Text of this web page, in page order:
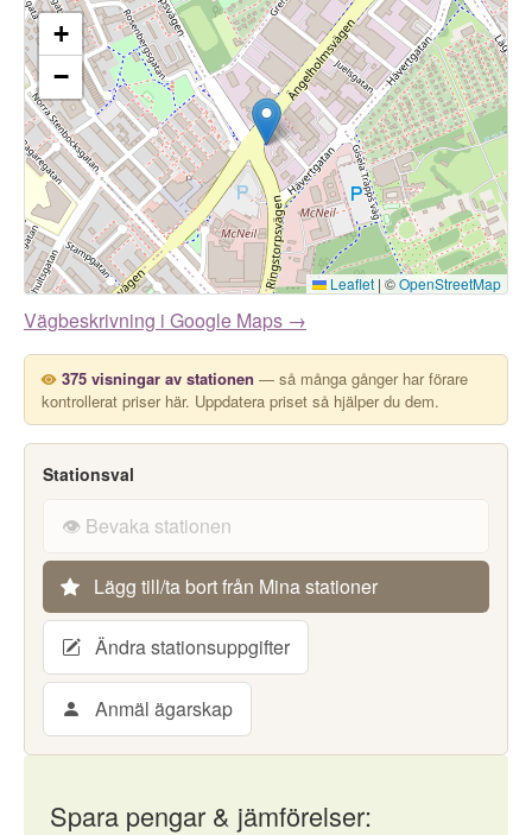
+
−
Leaflet | ©OpenStreetMap
Vägbeskrivning i Google Maps →
375 visningar av stationen — så många gånger har förare
kontrollerat priser här. Uppdatera priset så hjälper du dem.
Stationsval
👁️ Bevaka stationen
Lägg till/ta bort från Mina stationer
Ändra stationsuppgifter
Anmäl ägarskap
Spara pengar & jämförelser: